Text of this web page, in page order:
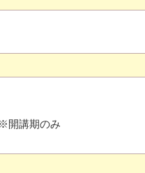
開講期のみ